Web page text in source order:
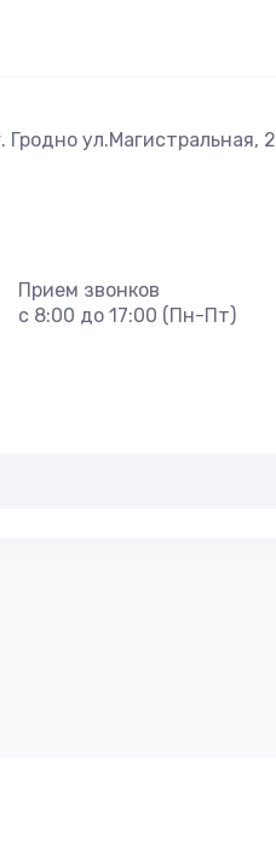
ул.Магистральная,
Прием звонков
с 8:00 до 17:00 (Пн-Пт)